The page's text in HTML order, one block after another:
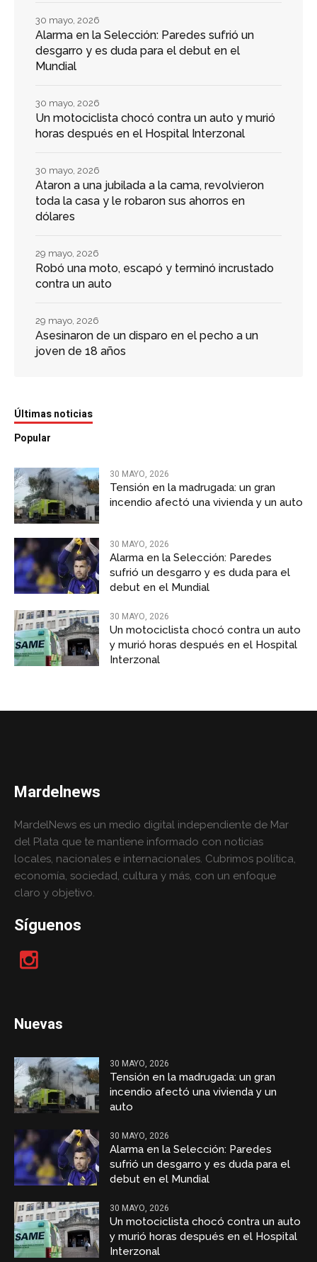
Alarma en la Selección: Paredes sufrió un
desgarro y es duda para el debut en el
Mundial
30 mayo, 2026
Un motociclista chocó contra un auto y murió
horas después en el Hospital Interzonal
30 mayo, 2026
Ataron a una jubilada a la cama, revolvieron
toda la casa y le robaron sus ahorros en
dólares
30 mayo, 2026
Robó una moto, escapó y terminó incrustado
contra un auto
29 mayo, 2026
Asesinaron de un disparo en el pecho a un
joven de 18 años
29 mayo, 2026
Últimas noticias
Popular
30 MAYO, 2026
Tensión en la madrugada: un gran
incendio afectó una vivienda y un auto
30 MAYO, 2026
Alarma en la Selección: Paredes
sufrió un desgarro y es duda para el
debut en el Mundial
30 MAYO, 2026
Un motociclista chocó contra un auto
y murió horas después en el Hospital
Interzonal
Mardelnews
MardelNews es un medio digital independiente de Mar
del Plata que te mantiene informado con noticias
locales, nacionales e internacionales. Cubrimos política,
economía, sociedad, cultura y más, con un enfoque
claro y objetivo.
Síguenos
Nuevas
30 MAYO, 2026
Tensión en la madrugada: un gran
incendio afectó una vivienda y un
auto
30 MAYO, 2026
Alarma en la Selección: Paredes
sufrió un desgarro y es duda para el
debut en el Mundial
30 MAYO, 2026
Un motociclista chocó contra un auto
y murió horas después en el Hospital
Interzonal